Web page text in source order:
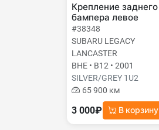
Крепление заднего
бампера левое
#38348
SUBARU LEGACY
LANCASTER
BHE • B12 • 2001
SILVER/GREY 1U2
65 900 км
3 000₽ В корзину